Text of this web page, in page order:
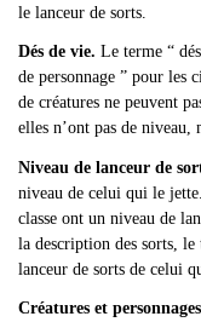
le lanceur de sorts.
Dés de vie. Le terme “
de personnage ” pour les
de créatures ne peuvent
elles n’ont pas de
Niveau de lanceur de
niveau de celui qui le
classe ont un niveau de
la description des sorts,
lanceur de sorts de celui
Créatures et